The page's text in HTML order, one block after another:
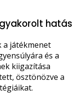
hatás
a játékmenet
és a
kiigazítása
ösztönözve a